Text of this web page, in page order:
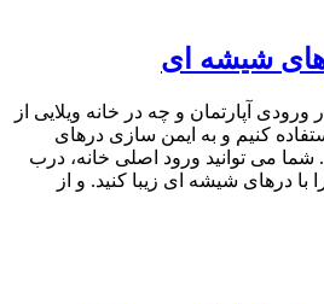
شیشه ای
آپارتمان و چه در خانه ویلایی از
کنیم و به ایمن سازی درهای
شما می توانید ورود اصلی خانه، درب
درهای شیشه ای زیبا کنید. و از